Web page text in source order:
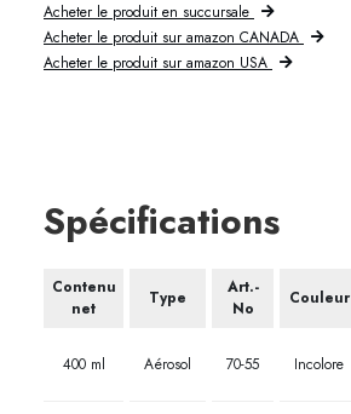
Acheter le produit en succursale
Acheter le produit sur amazon CANADA
Acheter le produit sur amazon USA
Spécifications
Contenu
net
Type
Art.-
No
Couleur
400 ml Aérosol 70-55 Incolore